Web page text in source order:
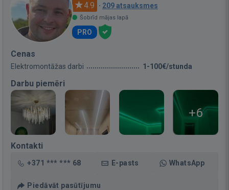
4.9 · 209 atsauksmes
Šobrīd mājas lapā
PRO
Cenas
Elektromontāžas darbi 1-100€/stunda
Darbu piemēri
+6
Kontakti
+371 *** *** 68 E-pasts WhatsApp
Piedāvāt pasūtījumu